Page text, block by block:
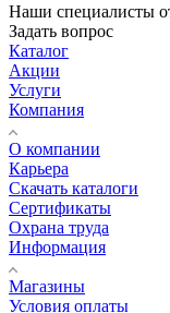
Наши специалисты
Задать вопрос
Каталог
Акции
Услуги
Компания
О компании
Карьера
Cкачать каталоги
Сертификаты
Охрана труда
Информация
Магазины
Условия оплаты